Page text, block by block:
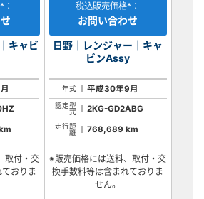
キャビ
取付・交
おりま
税込販売価格*：
お問い合わせ
日野｜レンジャー｜キャ
ビンAssy
年式 平成30年9月
認定型
式
2KG-GD2ABG
走行距
離
768,689 km
※販売価格には送料、取付・交
換手数料等は含まれておりま
せん。